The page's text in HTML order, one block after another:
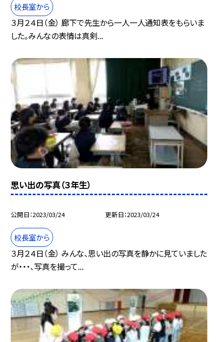
校長室から
３月２４日（金） 廊下で先生から一人一人通知表をもらいま
した。みんなの表情は真剣...
思い出の写真（３年生）
公開日 2023/03/24 更新日 2023/03/24
校長室から
３月２４日（金） みんな、思い出の写真を静かに見ていました
が・・・、写真を撮って...